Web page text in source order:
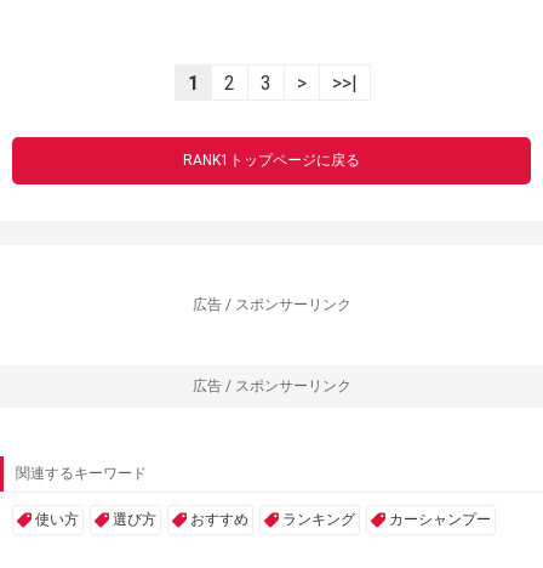
1 2 3 > >>|
RANK1トップページに戻る
広告 / スポンサーリンク
広告 / スポンサーリンク
関連するキーワード
使い方 選び方 おすすめ ランキング カーシャンプー